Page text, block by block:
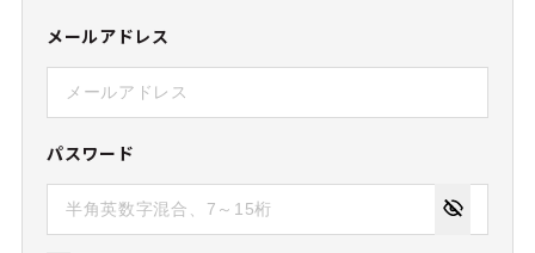
メールアドレス
パスワード